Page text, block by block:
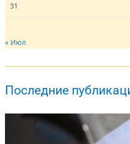
31
« Июл
Последние